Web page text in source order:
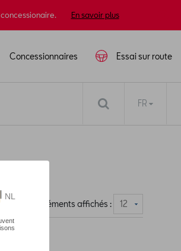
En savoir plus
Essai sur route
Concessionnaires
FR
Nombre d'éléments affichés :